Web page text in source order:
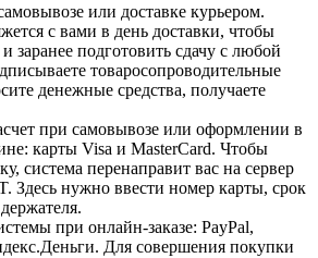
или доставке курьером.
с вами в день доставки, чтобы
заранее подготовить сдачу с любой
товаросопроводительные
денежные средства, получаете
при самовывозе или оформлении в
карты Visa и MasterCard. Чтобы
система перенаправит вас на сервер
Здесь нужно ввести номер карты, срок
при онлайн-заказе: PayPal,
Для совершения покупки